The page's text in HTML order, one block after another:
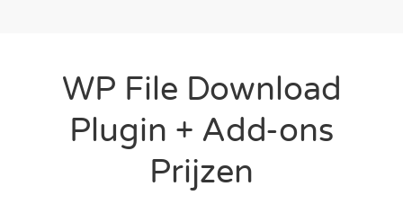
WP File Download
Plugin + Add-ons
Prijzen